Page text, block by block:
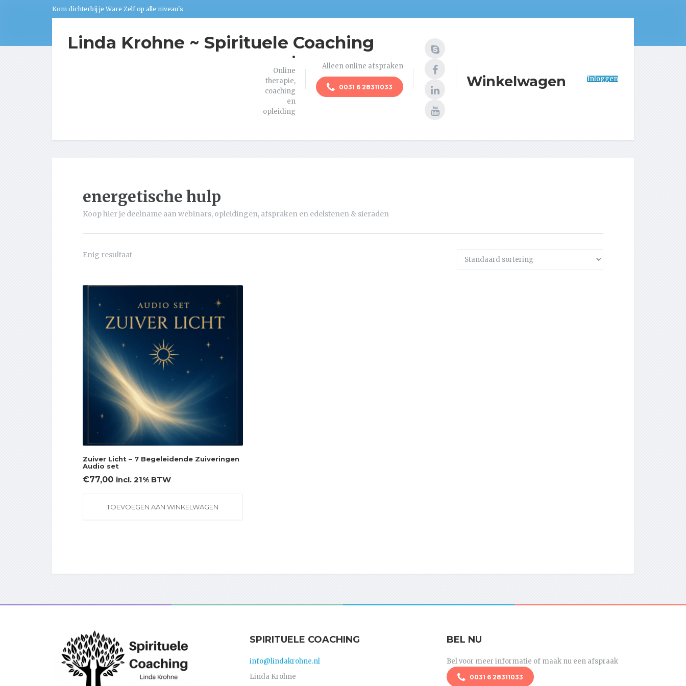
Kom dichterbij je Ware Zelf op alle niveau's
Linda Krohne ~ Spirituele Coaching
.
Online
therapie,
coaching
en
opleiding
Alleen online afspraken
0031 6 28311033 Winkelwagen Inloggen
energetische hulp
Koop hier je deelname aan webinars, opleidingen, afspraken en edelstenen & sieraden
Enig resultaat
Zuiver Licht – 7 Begeleidende Zuiveringen
Audio set
€77,00 incl. 21% BTW
TOEVOEGEN AAN WINKELWAGEN
SPIRITUELE COACHING
info@lindakrohne.nl
Linda Krohne
BEL NU
Bel voor meer informatie of maak nu een afspraak
0031 6 28311033